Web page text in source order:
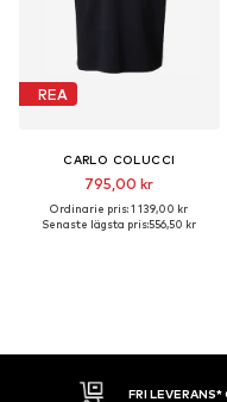
REA
CARLO COLUCCI
795,00 kr
Ordinarie pris: 1 139,00 kr
Senaste lägsta pris:556,50 kr
30